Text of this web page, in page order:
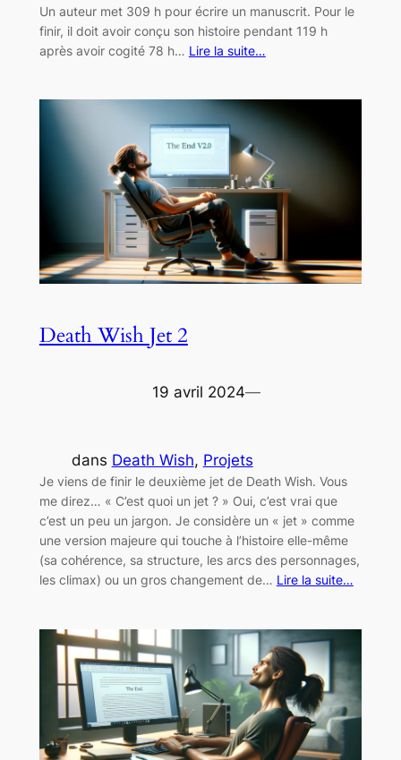
Un auteur met 309 h pour écrire un manuscrit. Pour le
finir, il doit avoir conçu son histoire pendant 119 h
après avoir cogité 78 h… Lire la suite…
Death Wish Jet 2
19 avril 2024—
dans Death Wish, Projets
Je viens de finir le deuxième jet de Death Wish. Vous
me direz… « C’est quoi un jet ? » Oui, c’est vrai que
c’est un peu un jargon. Je considère un « jet » comme
une version majeure qui touche à l’histoire elle-même
(sa cohérence, sa structure, les arcs des personnages,
les climax) ou un gros changement de… Lire la suite…